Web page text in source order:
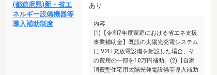
(都道府県)新・省エ
ネルギー設備機器等
導入補助制度
あり
内容
(1)【令和7年度家庭における省エネ支援
事業補助金】既設の太陽光発電システム
に V2H 充放電設備を新設した場合、そ
の費用の一部を10万円補助。(2)【自家
消費型住宅用太陽光発電設備等導入補助